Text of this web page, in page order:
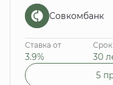
Совкомбанк
Ставка от
3.9% 30
5